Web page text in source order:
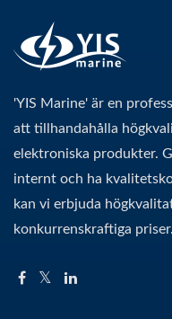
'YIS Marine' är en
att tillhandahålla
elektroniska produkter.
internt och ha
kan vi erbjuda
konkurrenskraftiga priser.